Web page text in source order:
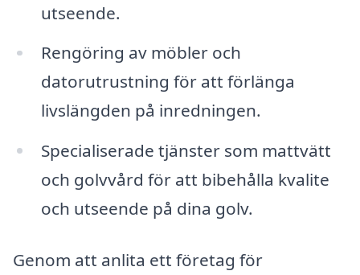
utseende.
Rengöring av möbler och
datorutrustning för att förlänga
livslängden på inredningen.
Specialiserade tjänster som mattvätt
och golvvård för att bibehålla kvalite
och utseende på dina golv.
Genom att anlita ett företag för